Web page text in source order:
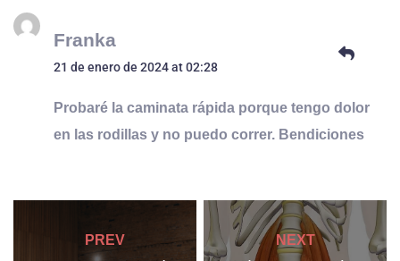
Franka
21 de enero de 2024 at 02:28
Probaré la caminata rápida porque tengo dolor
en las rodillas y no puedo correr. Bendiciones
PREV
NEXT